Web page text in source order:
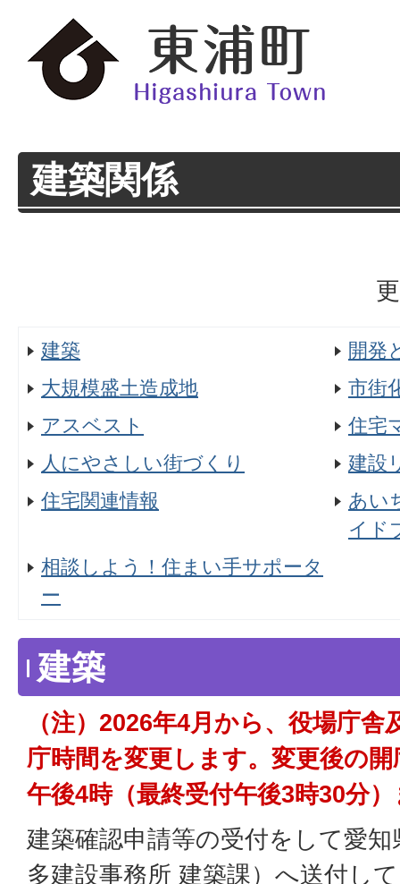
建築関係
建築
開発
大規模盛土造成地
市街
アスベスト
住宅
人にやさしい街づくり
建設
住宅関連情報
あい
イド
相談しよう！住まい手サポータ
ー
建築
（注）2026年4月から、役場庁
庁時間を変更します。変更後の
午後4時（最終受付午後3時30分
建築確認申請等の受付をして愛
多建設事務所 建築課）へ送付し